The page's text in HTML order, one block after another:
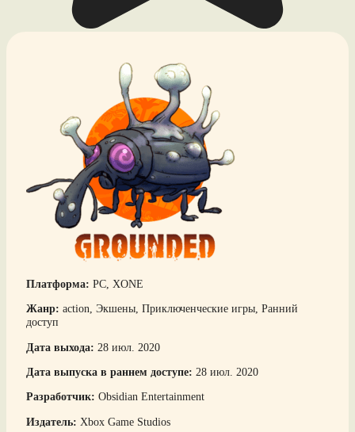
Платформа: PC, XONE
Жанр: action, Экшены, Приключенческие игры, Ранний
доступ
Дата выхода: 28 июл. 2020
Дата выпуска в раннем доступе: 28 июл. 2020
Разработчик: Obsidian Entertainment
Издатель: Xbox Game Studios